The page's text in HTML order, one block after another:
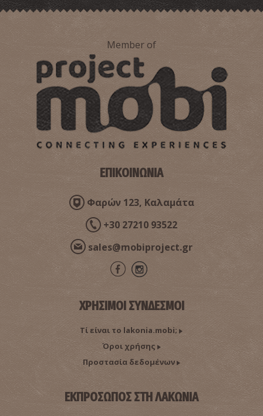
messinia.mobi::Κορυφαίοι προορισμοί
Member of
ΕΠΙΚΟΙΝΩΝΙΑ
Φαρών 123, Καλαμάτα
+30 27210 93522
sales@mobiproject.gr
ΧΡΗΣΙΜΟΙ ΣΥΝΔΕΣΜΟΙ
Τί είναι το lakonia.mobi;
Όροι χρήσης
Προστασία δεδομένων
ΕΚΠΡΟΣΩΠΟΣ ΣΤΗ ΛΑΚΩΝΙΑ